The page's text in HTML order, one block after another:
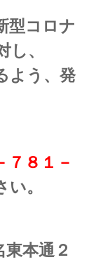
型コロナ
、
よう、発
７８１－
。
本通２